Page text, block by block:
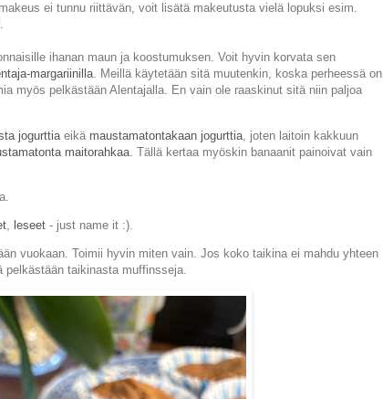
ei tunnu riittävän, voit lisätä makeutusta vielä lopuksi esim.
ihanan maun ja koostumuksen. Voit hyvin korvata sen
margariinilla. Meillä käytetään sitä muutenkin, koska perheessä on
myös pelkästään Alentajalla. En vain ole raaskinut sitä niin paljoa
jogurttia eikä maustamatontakaan jogurttia , joten laitoin kakkuun
maitorahkaa . Tällä kertaa myöskin banaanit painoivat vain
leseet - just name it :).
vuokaan. Toimii hyvin miten vain. Jos koko taikina ei mahdu yhteen
pelkästään taikinasta muffinsseja.